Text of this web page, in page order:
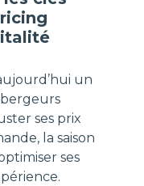
un
ses prix
la saison
ses